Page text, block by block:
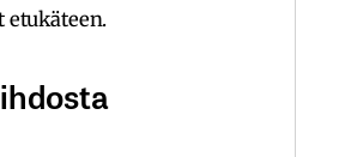
etukäteen.